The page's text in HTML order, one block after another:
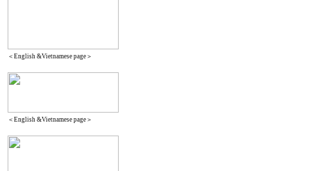
＜English &Vietnamese page＞
＜English &Vietnamese page＞